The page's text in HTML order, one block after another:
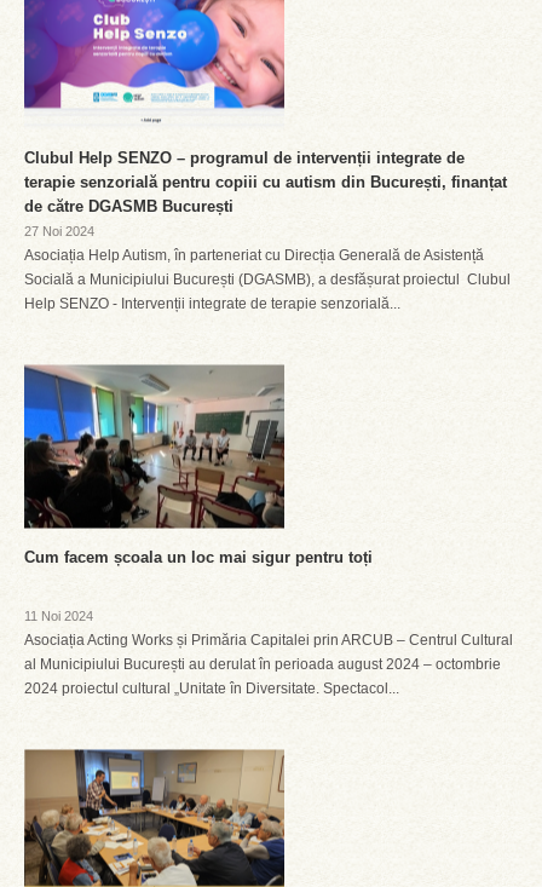
Clubul Help SENZO – programul de intervenții integrate de
terapie senzorială pentru copiii cu autism din București, finanțat
de către DGASMB București
27 Noi 2024
Asociația Help Autism, în parteneriat cu Direcția Generală de Asistență
Socială a Municipiului București (DGASMB), a desfășurat proiectul Clubul
Help SENZO - Intervenții integrate de terapie senzorială...
Cum facem școala un loc mai sigur pentru toți
11 Noi 2024
Asociația Acting Works și Primăria Capitalei prin ARCUB – Centrul Cultural
al Municipiului București au derulat în perioada august 2024 – octombrie
2024 proiectul cultural „Unitate în Diversitate. Spectacol...